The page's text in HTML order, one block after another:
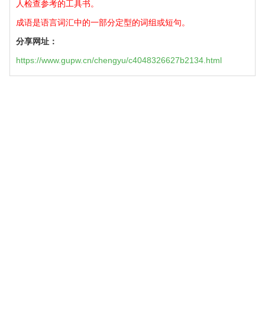
人检查参考的工具书。
成语是语言词汇中的一部分定型的词组或短句。
分享网址：
https://www.gupw.cn/chengyu/c4048326627b2134.html